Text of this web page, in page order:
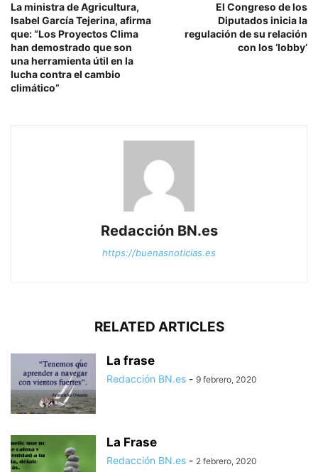
La ministra de Agricultura,
Isabel García Tejerina, afirma
que: “Los Proyectos Clima
han demostrado que son
una herramienta útil en la
lucha contra el cambio
climático”
El Congreso de los
Diputados inicia la
regulación de su relación
con los ‘lobby’
Redacción BN.es
https://buenasnoticias.es
RELATED ARTICLES
La frase
Redacción BN.es - 9 febrero, 2020
La Frase
Redacción BN.es - 2 febrero, 2020